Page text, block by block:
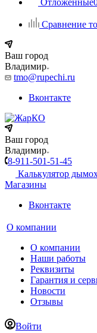
Отложенные
Сравнение
Ваш город
Владимир
tmo@rupechi.ru
Вконтакте
Ваш город
Владимир
8-911-501-51-45
Калькулятор
Магазины
Вконтакте
О компании
О компании
Наши работы
Реквизиты
Гарантия и
Новости
Отзывы
Войти